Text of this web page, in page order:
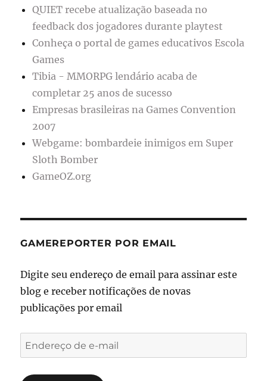
QUIET recebe atualização baseada no
feedback dos jogadores durante playtest
Conheça o portal de games educativos Escola
Games
Tibia - MMORPG lendário acaba de
completar 25 anos de sucesso
Empresas brasileiras na Games Convention
2007
Webgame: bombardeie inimigos em Super
Sloth Bomber
GameOZ.org
GAMEREPORTER POR EMAIL
Digite seu endereço de email para assinar este
blog e receber notificações de novas
publicações por email
Endereço
de
e-